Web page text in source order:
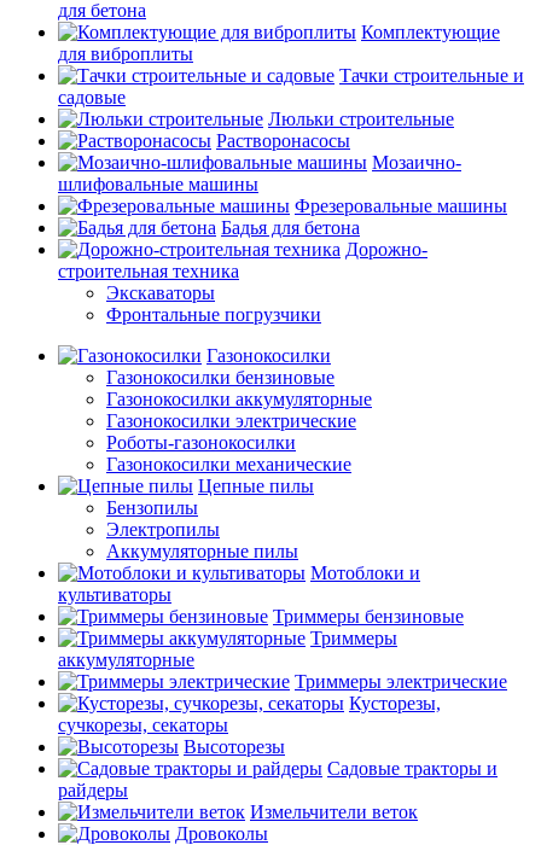
для бетона
Комплектующие
для виброплиты
Тачки строительные и
садовые
Люльки строительные
Растворонасосы
Мозаично-
шлифовальные машины
Фрезеровальные машины
Бадья для бетона
Дорожно-
строительная техника
Экскаваторы
Фронтальные погрузчики
Газонокосилки
Газонокосилки бензиновые
Газонокосилки аккумуляторные
Газонокосилки электрические
Роботы-газонокосилки
Газонокосилки механические
Цепные пилы
Бензопилы
Электропилы
Аккумуляторные пилы
Мотоблоки и
культиваторы
Триммеры бензиновые
Триммеры
аккумуляторные
Триммеры электрические
Кусторезы,
сучкорезы, секаторы
Высоторезы
Садовые тракторы и
райдеры
Измельчители веток
Дровоколы